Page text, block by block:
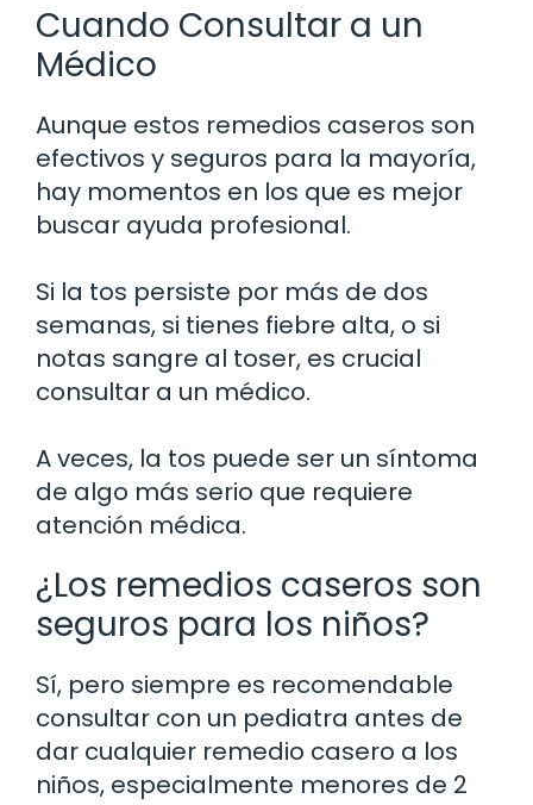
Cuando Consultar a un
Médico
Aunque estos remedios caseros son
efectivos y seguros para la mayoría,
hay momentos en los que es mejor
buscar ayuda profesional.
Si la tos persiste por más de dos
semanas, si tienes fiebre alta, o si
notas sangre al toser, es crucial
consultar a un médico.
A veces, la tos puede ser un síntoma
de algo más serio que requiere
atención médica.
¿Los remedios caseros son
seguros para los niños?
Sí, pero siempre es recomendable
consultar con un pediatra antes de
dar cualquier remedio casero a los
niños, especialmente menores de 2